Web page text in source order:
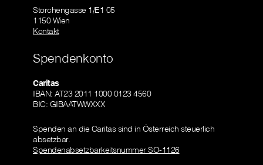
Storchengasse 1/E1 05
1150 Wien
Kontakt
Spendenkonto
Caritas
IBAN: AT23 2011 1000 0123 4560
BIC: GIBAATWWXXX
Spenden an die Caritas sind in Österreich steuerlich
absetzbar.
Spendenabsetzbarkeitsnummer SO-1126